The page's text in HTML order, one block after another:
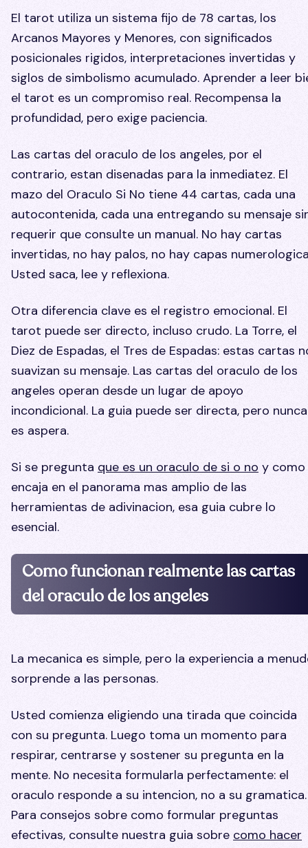
El tarot utiliza un sistema fijo de 78 cartas, los
Arcanos Mayores y Menores, con significados
posicionales rigidos, interpretaciones invertidas y
siglos de simbolismo acumulado. Aprender a leer
el tarot es un compromiso real. Recompensa la
profundidad, pero exige paciencia.
Las cartas del oraculo de los angeles, por el
contrario, estan disenadas para la inmediatez. El
mazo del Oraculo Si No tiene 44 cartas, cada una
autocontenida, cada una entregando su mensaje
requerir que consulte un manual. No hay cartas
invertidas, no hay palos, no hay capas
Usted saca, lee y reflexiona.
Otra diferencia clave es el registro emocional. El
tarot puede ser directo, incluso crudo. La Torre, el
Diez de Espadas, el Tres de Espadas: estas cartas
suavizan su mensaje. Las cartas del oraculo de los
angeles operan desde un lugar de apoyo
incondicional. La guia puede ser directa, pero nunca
es aspera.
Si se pregunta que es un oraculo de si o no y como
encaja en el panorama mas amplio de las
herramientas de adivinacion, esa guia cubre lo
esencial.
Como funcionan realmente las cartas
del oraculo de los angeles
La mecanica es simple, pero la experiencia a
sorprende a las personas.
Usted comienza eligiendo una tirada que coincida
con su pregunta. Luego toma un momento para
respirar, centrarse y sostener su pregunta en la
mente. No necesita formularla perfectamente: el
oraculo responde a su intencion, no a su gramatica.
Para consejos sobre como formular preguntas
efectivas, consulte nuestra guia sobre como hacer